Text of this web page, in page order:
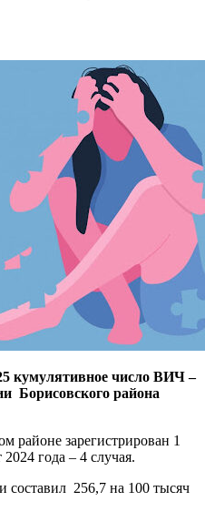
кумулятивное число ВИЧ –
Борисовского района
районе зарегистрирован 1
года – 4 случая.
составил 256,7 на 100 тысяч